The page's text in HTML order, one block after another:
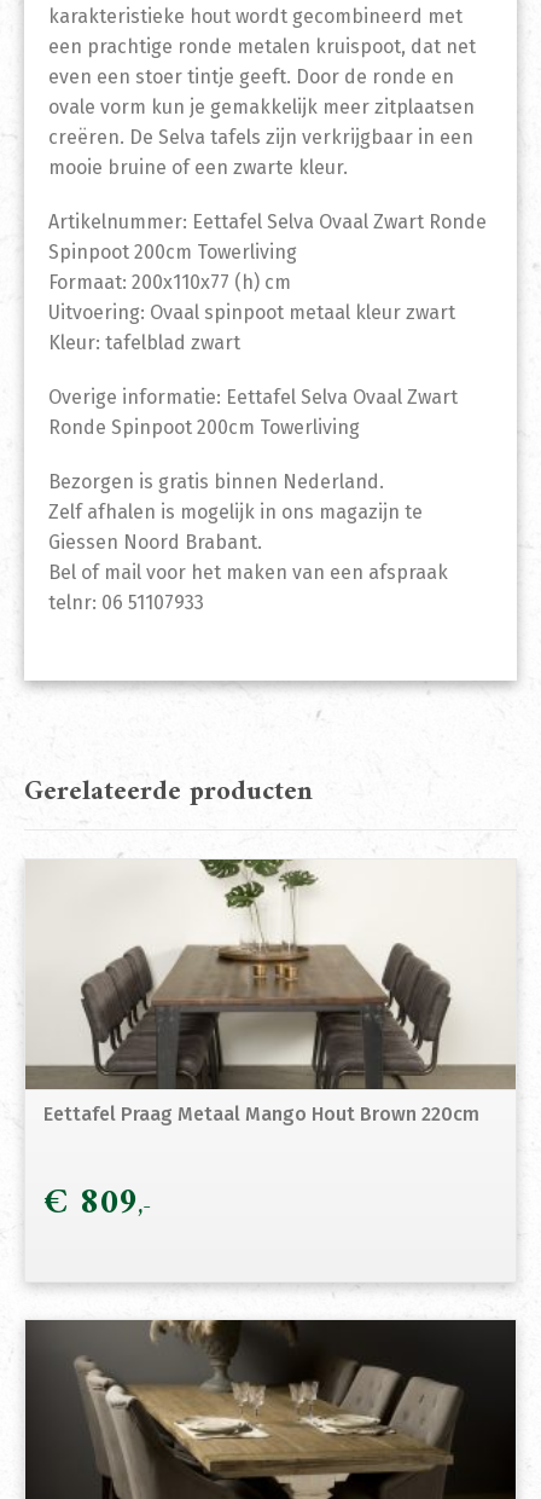
karakteristieke hout wordt gecombineerd met
een prachtige ronde metalen kruispoot, dat net
even een stoer tintje geeft. Door de ronde en
ovale vorm kun je gemakkelijk meer zitplaatsen
creëren. De Selva tafels zijn verkrijgbaar in een
mooie bruine of een zwarte kleur.
Artikelnummer: Eettafel Selva Ovaal Zwart Ronde
Spinpoot 200cm Towerliving
Formaat: 200x110x77 (h) cm
Uitvoering: Ovaal spinpoot metaal kleur zwart
Kleur: tafelblad zwart
Overige informatie: Eettafel Selva Ovaal Zwart
Ronde Spinpoot 200cm Towerliving
Bezorgen is gratis binnen Nederland.
Zelf afhalen is mogelijk in ons magazijn te
Giessen Noord Brabant.
Bel of mail voor het maken van een afspraak
telnr: 06 51107933
Gerelateerde producten
Eettafel Praag Metaal Mango Hout Brown 220cm
€ 809